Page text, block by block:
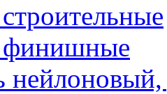
финишные